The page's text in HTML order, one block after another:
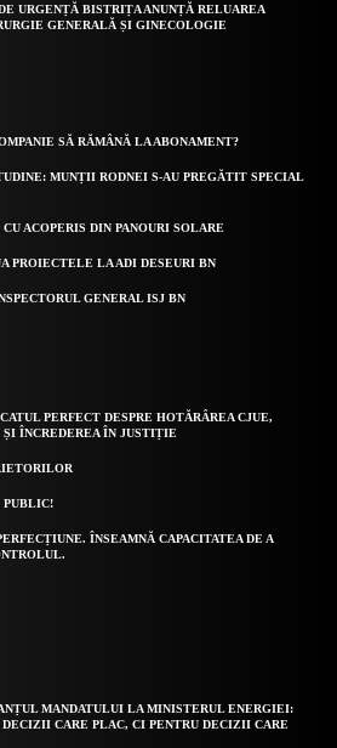
URGENȚĂ BISTRIȚA ANUNȚĂ RELUAREA
GENERALĂ ȘI GINECOLOGIE
SĂ RĂMÂNĂ LA ABONAMENT?
MUNȚII RODNEI S-AU PREGĂTIT SPECIAL
ACOPERIS DIN PANOURI SOLARE
PROIECTELE LA ADI DESEURI BN
GENERAL ISJ BN
PERFECT DESPRE HOTĂRÂREA CJUE,
ÎNCREDEREA ÎN JUSTIȚIE
PUBLIC!
ÎNSEAMNĂ CAPACITATEA DE A
MANDATULUI LA MINISTERUL ENERGIEI:
DECIZII CARE PLAC, CI PENTRU DECIZII CARE